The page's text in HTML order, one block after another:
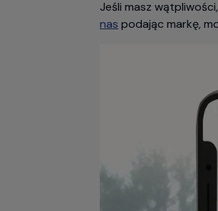
Jeśli masz
nas podając markę,